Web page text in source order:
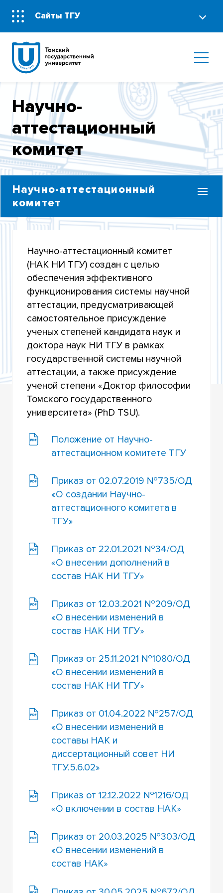
Сайты ТГУ
Научно-
аттестационный
комитет
Научно-аттестационный
комитет
НАУЧНО-АТТЕСТАЦИОННЫЙ КОМИТЕТ
ЛОКАЛЬНЫЕ АКТЫ
РЕГУЛИРОВАНИЕ ДЕЯТЕЛЬНОСТИ
ДИССОВЕТОВ
ДОРОЖНАЯ КАРТА СОИСКАТЕЛЯ
ТРЕБОВАНИЯ К СОИСКАТЕЛЯМ И
ДИССЕРТАЦИИ
ПЕРЕЧЕНЬ РЕЦЕНЗИРУЕМЫХ ЖУРНАЛОВ И
ИЗДАНИЙ
ДИССЕРТАЦИОННЫЕ СОВЕТЫ НИ ТГУ
ДИССЕРТАЦИИ И ОБЪЯВЛЕНИЯ О ЗАЩИТАХ В
СОВЕТАХ НИ ТГУ
ПОЛУЧЕНИЕ ДИПЛОМОВ О ПРИСУЖДЕНИИ
УЧЕНОЙ СТЕПЕНИ
СОВЕТАХ ВАК (СОВЕТЫ ЗАКРЫТЫ)
АВТОРЕФЕРАТЫ И ДИССЕРТАЦИИ НА САЙТЕ
НАУЧНОЙ БИБЛИОТЕКИ НИ ТГУ
Научно-аттестационный комитет
(НАК НИ ТГУ) создан с целью
обеспечения эффективного
функционирования системы научной
аттестации, предусматривающей
самостоятельное присуждение
ученых степеней кандидата наук и
доктора наук НИ ТГУ в рамках
государственной системы научной
аттестации, а также присуждение
ученой степени «Доктор философии
Томского государственного
университета» (PhD TSU).
Положение от Научно-
аттестационном комитете ТГУ
Приказ от 02.07.2019 №735/ОД
«О создании Научно-
аттестационного комитета в
ТГУ»
Приказ от 22.01.2021 №34/ОД
«О внесении дополнений в
состав НАК НИ ТГУ»
Приказ от 12.03.2021 №209/ОД
«О внесении изменений в
состав НАК НИ ТГУ»
Приказ от 25.11.2021 №1080/ОД
«О внесении изменений в
состав НАК НИ ТГУ»
Приказ от 01.04.2022 №257/ОД
«О внесении изменений в
составы НАК и
диссертационный совет НИ
ТГУ.5.6.02»
Приказ от 12.12.2022 №1216/ОД
«О включении в состав НАК»
Приказ от 20.03.2025 №303/ОД
«О внесении изменений в
состав НАК»